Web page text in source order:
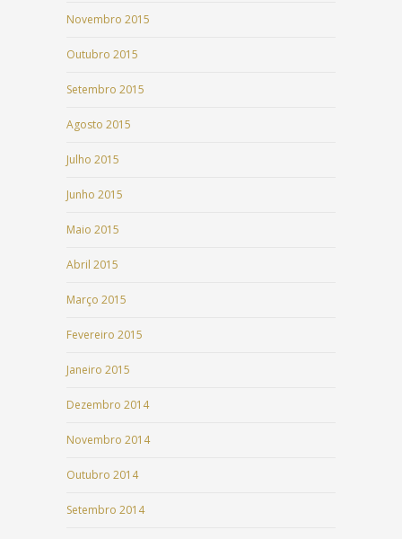
Novembro 2015
Outubro 2015
Setembro 2015
Agosto 2015
Julho 2015
Junho 2015
Maio 2015
Abril 2015
Março 2015
Fevereiro 2015
Janeiro 2015
Dezembro 2014
Novembro 2014
Outubro 2014
Setembro 2014